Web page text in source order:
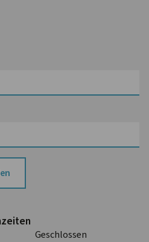
Geschlossen